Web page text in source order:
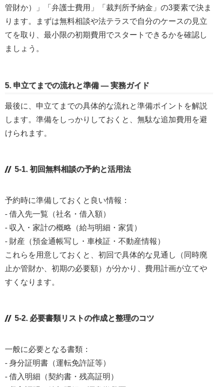
管財か）」「弁護士費用」「裁判所予納金」の3要素で決ま
ります。まずは無料相談や法テラスで自分のケースの見立
てを取り、最小限の初期費用でスタートできるかを確認し
ましょう。
5. 申立てまでの流れと準備 — 実務ガイド
最後に、申立てまでの具体的な流れと準備ポイントを解説
します。準備をしっかりしておくと、無駄な追加費用を避
けられます。
5-1. 初回無料相談の予約と活用法
予約時に準備しておくと良い情報：
- 借入先一覧（社名・借入額）
- 収入・家計の概略（給与明細・家賃）
- 財産（預金通帳写し・車検証・不動産情報）
これらを用意しておくと、初回で具体的な見通し（同時廃
止か管財か、初期の必要額）が分かり、費用計画が立てや
すくなります。
5-2. 必要書類リストの作成と整理のコツ
一般に必要となる書類：
- 身分証明書（運転免許証等）
- 借入明細（契約書・残高証明）